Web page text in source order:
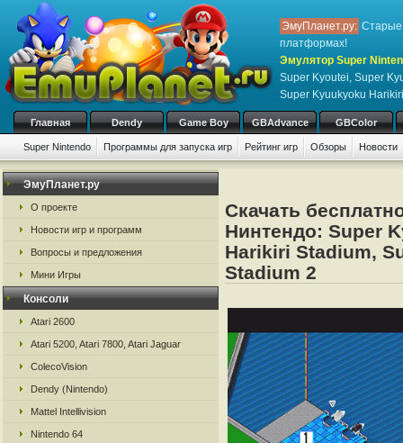
ЭмуПланет.ру: Старые
платформах!
Эмулятор Super
Super Kyoutei, Super
Super Kyuukyoku
Главная Dendy Game Boy GBAdvance GBColor
Super Nintendo Программы для запуска игр Рейтинг игр Обзоры Новости
Игры: # A B C D E F G H I
ЭмуПланет.ру
О проекте
Новости игр и программ
Вопросы и предложения
Мини Игры
Консоли
Atari 2600
Atari 5200, Atari 7800, Atari Jaguar
ColecoVision
Dendy (Nintendo)
Mattel Intellivision
Nintendo 64
Скачать
Нинтендо: Super
Harikiri Stadium,
Stadium 2